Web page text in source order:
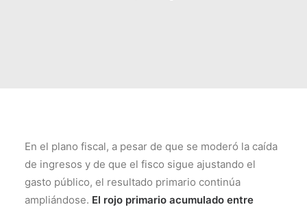
En el plano fiscal, a pesar de que se moderó la caída
de ingresos y de que el fisco sigue ajustando el
gasto público, el resultado primario continúa
ampliándose. El rojo primario acumulado entre